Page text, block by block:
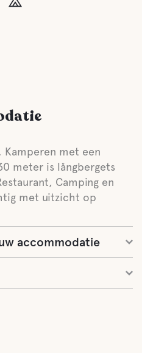
met een
meter is långbergets
Camping en
met uitzicht op
accommodatie